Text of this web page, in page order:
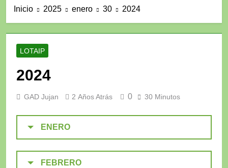
Inicio 2025 enero 30 2024
LOTAIP
2024
GAD Jujan 2 Años Atrás 0 30 Minutos
ENERO
FEBRERO